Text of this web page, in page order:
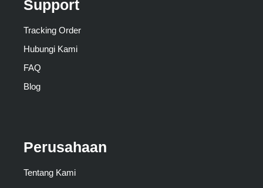
Support
Tracking Order
Hubungi Kami
FAQ
Blog
Perusahaan
Tentang Kami